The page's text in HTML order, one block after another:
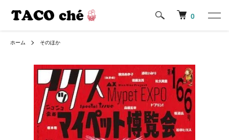
0
ホーム そのほか